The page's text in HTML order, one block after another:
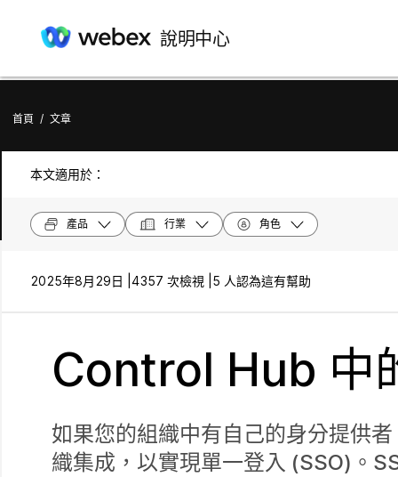
說明中心
首頁 / 文章
本文適用於：
產品 行業 角色
2025年8月29日 | 4357 次檢視 | 5 人認為這有幫助
Control Hub 中
如果您的組織中有自己的身分提供
織集成，以實現單一登入 (SSO)。